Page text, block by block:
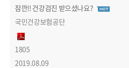
잠깐!! 건강검진 받으셨나요?
국민건강보험공단
1805
2019.08.09